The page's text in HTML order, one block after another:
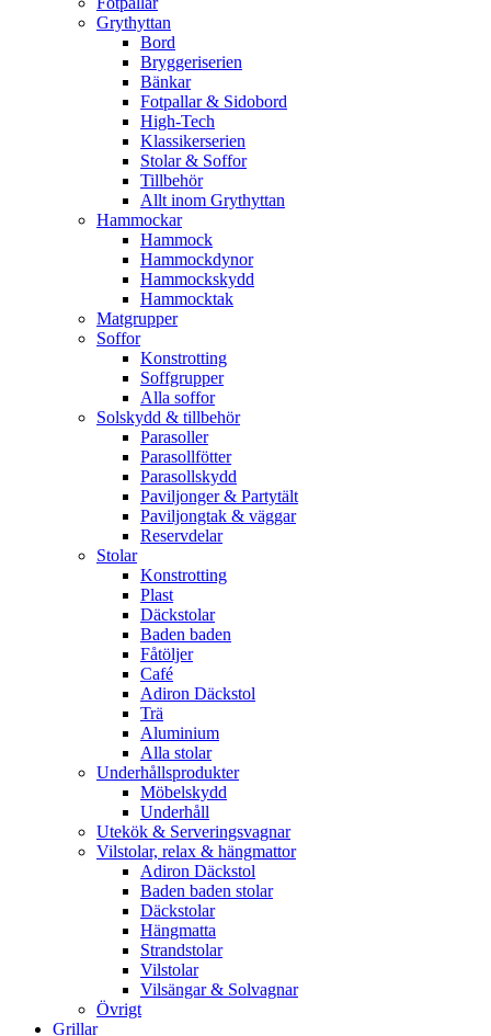
Grythyttan
Bord
Bryggeriserien
Bänkar
Fotpallar & Sidobord
High-Tech
Klassikerserien
Stolar & Soffor
Tillbehör
Allt inom Grythyttan
Hammockar
Hammock
Hammockdynor
Hammockskydd
Hammocktak
Matgrupper
Soffor
Konstrotting
Soffgrupper
Alla soffor
Solskydd & tillbehör
Parasoller
Parasollfötter
Parasollskydd
Paviljonger & Partytält
Paviljongtak & väggar
Reservdelar
Stolar
Konstrotting
Plast
Däckstolar
Baden baden
Fåtöljer
Café
Adiron Däckstol
Trä
Aluminium
Alla stolar
Underhållsprodukter
Möbelskydd
Underhåll
Utekök & Serveringsvagnar
Vilstolar, relax & hängmattor
Adiron Däckstol
Baden baden stolar
Däckstolar
Hängmatta
Strandstolar
Vilstolar
Vilsängar & Solvagnar
Övrigt
Grillar